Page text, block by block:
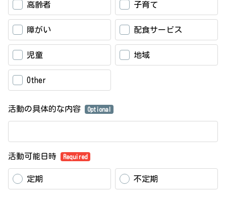
高齢者 子育て
障がい 配食サービス
児童 地域
Other
活動の具体的な内容 Optional
活動可能日時 Required
定期 不定期